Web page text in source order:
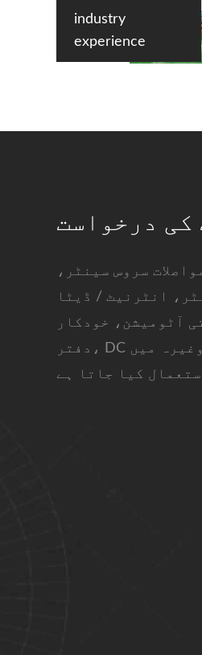
industry
experience
کی درخواست
سروس سینٹر،
انٹرنیٹ / ڈیٹا
آٹومیشن، خودکار
دفتر، DC اسکرین / کابینہ، وغیرہ میں